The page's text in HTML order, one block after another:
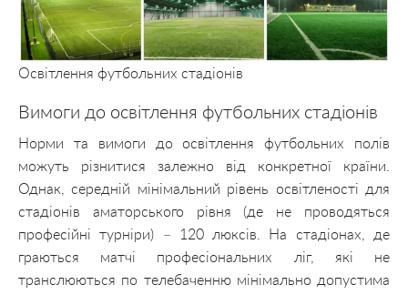
Освітлення футбольних стадіонів
Вимоги до освітлення футбольних стадіонів
Норми та вимоги до освітлення футбольних полів
можуть різнитися залежно від конкретної країни.
Однак, середній мінімальний рівень освітленості для
стадіонів аматорського рівня (де не проводяться
професійні турніри) – 120 люксів. На стадіонах, де
граються матчі професіональних ліг, які не
транслюються по телебаченню мінімально допустима